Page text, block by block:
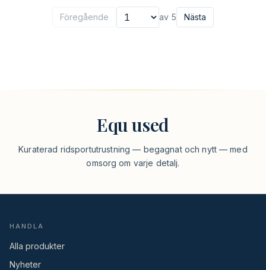
Föregående Välj sida av 5 Nästa
Equ used
Kuraterad ridsportutrustning — begagnat och nytt — med
omsorg om varje detalj.
HANDLA
Alla produkter
Nyheter